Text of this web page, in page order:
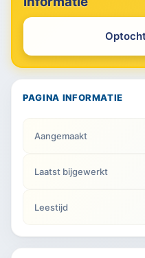
PAGINA INFORMATIE
Aangemaakt
Laatst bijgewerkt
Leestijd